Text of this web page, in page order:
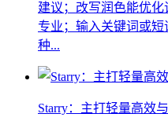
建议；改写润色能优
专业；输入关键词或
种...
Starry：主打轻量高效